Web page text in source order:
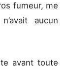
fumeur, me
aucun
avant toute